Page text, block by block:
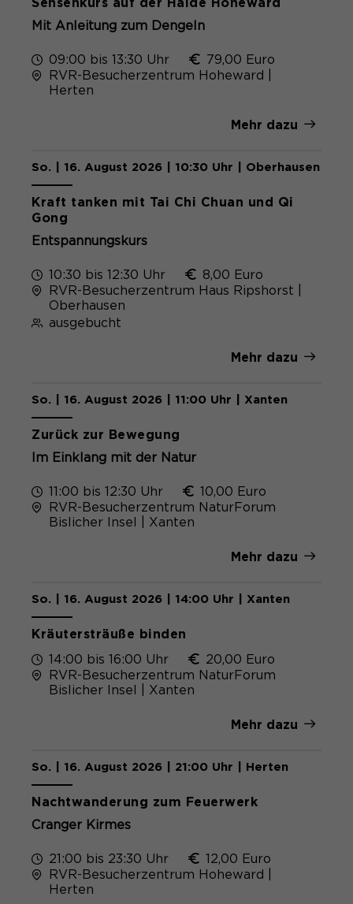
Mit Anleitung zum Dengeln
09:00 bis 13:30 Uhr
79,00 Euro
RVR-Besucherzentrum Hoheward |
Herten
Mehr dazu
So. | 16. August 2026 | 10:30 Uhr | Oberhausen
Kraft tanken mit Tai Chi Chuan und Qi
Gong
Entspannungskurs
10:30 bis 12:30 Uhr
8,00 Euro
RVR-Besucherzentrum Haus Ripshorst |
Oberhausen
ausgebucht
Mehr dazu
So. | 16. August 2026 | 11:00 Uhr | Xanten
Zurück zur Bewegung
Im Einklang mit der Natur
11:00 bis 12:30 Uhr
10,00 Euro
RVR-Besucherzentrum NaturForum
Bislicher Insel | Xanten
Mehr dazu
So. | 16. August 2026 | 14:00 Uhr | Xanten
Kräutersträuße binden
14:00 bis 16:00 Uhr
20,00 Euro
RVR-Besucherzentrum NaturForum
Bislicher Insel | Xanten
Mehr dazu
So. | 16. August 2026 | 21:00 Uhr | Herten
Nachtwanderung zum Feuerwerk
Cranger Kirmes
21:00 bis 23:30 Uhr
12,00 Euro
RVR-Besucherzentrum Hoheward |
Herten